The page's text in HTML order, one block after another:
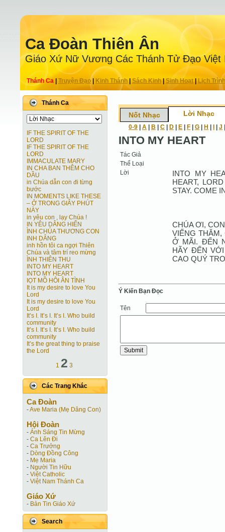
Ca Ðoàn Thiên Ân
Giáo Xứ Nữ Vương Các Thánh Tử Ðạo Việt
Thánh Ca Truyện Ðạo| Kinh Thánh Sách Kinh|Sinh Hoạt| Lịch Trình
Thánh Ca
IF THE SPIRIT OF THE
LORD
IF THE SPIRIT OF THE
LORD
IMMACULATE MARY
IN CHA BAN THÊM CHO
DẦU
in Chúa dẫn con đi từng
bước
IN MOMENTS LIKE THESE
– Ở TRONG GIÂY PHÚT
NÀY
in yêu con , lạy Chúa !
IN YÊU DÂNG HIẾN
ÌNH CHÚA THƯƠNG CON
INH DÂNG
inh hồn tôi ca ngợi Thiên
Chúa và tâm trí reo mừng
ÌNH THIÊN THU
INTO MY HEART
INTO MY HEART
IỌT MỒ HÔI ÂN TÌNH
It is my desire to love You
Lord
It is my desire to love You
Lord
It’s I. It’s I. It’s I. Who build
community
It’s I. It’s I. It’s I. Who build
community
It’s the great thing to praise
the Lord
1 2 3
Các Trang Khác
Ca Ðoàn
-Ave Maria (Mẹ Dâng Con)
Hội Ðoàn
- Ánh Sáng Tin Mừng
- Ca Lên Đi
- Ca Trưởng
- Dòng Đồng Công
- Mẹ Maria
- Người Tin Hữu
- Việt Catholic
- Việt Nam Thánh Ca
Giáo Xứ
- Bản Tin Giáo Xứ
Search
Nốt Nhạc Lời Nhạc
0-9 A B C D E F G H J
INTO MY HEART
Tác Giả
Thể Loại
Lời
INTO MY
HEART,
STAY. COME
CHÚA ƠI,
VIẾNG
Ở MÃI. ĐẾN
HÃY ĐẾN
CAO QUÝ
Ý Kiến Bạn Ðọc
Tên